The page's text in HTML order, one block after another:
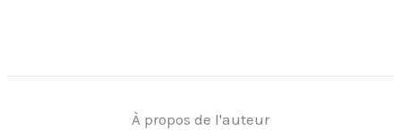
À propos de l'auteur